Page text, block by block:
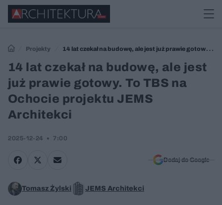
Projekty
14 lat czekał na budowę, ale jest już prawie gotowy. To
TBS na Ochocie projektu JEMS Architekci
14 lat czekał na budowę, ale jest
już prawie gotowy. To TBS na
Ochocie projektu JEMS
Architekci
2025-12-24 7:00
Dodaj do Google
Tomasz Żylski JEMS Architekci